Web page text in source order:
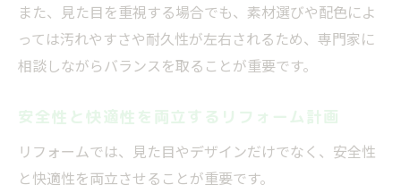
また、見た目を重視する場合でも、素材選びや配色によ
っては汚れやすさや耐久性が左右されるため、専門家に
相談しながらバランスを取ることが重要です。
安全性と快適性を両立するリフォーム計画
リフォームでは、見た目やデザインだけでなく、安全性
と快適性を両立させることが重要です。